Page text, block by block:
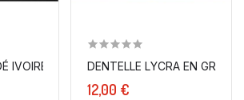
IVOIRE EN 9 CM SUR RÉSILLE TULLE...
DENTELLE LYCRA EN
12,00 €